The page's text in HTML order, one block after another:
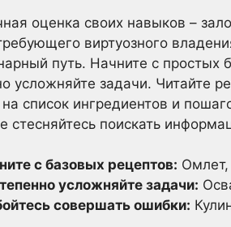
оценка своих навыков –
виртуозного
путь. Начните с простых
усложняйте задачи. Читайте
список ингредиентов и
стесняйтесь поискать
с базовых рецептов: Омлет,
усложняйте задачи:
совершать ошибки: